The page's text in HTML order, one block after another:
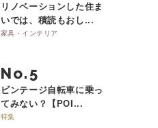
リノベーションした住ま
いでは、積読もおし...
家具・インテリア
No.
ビンテージ自転車に乗っ
てみない？【POI...
特集